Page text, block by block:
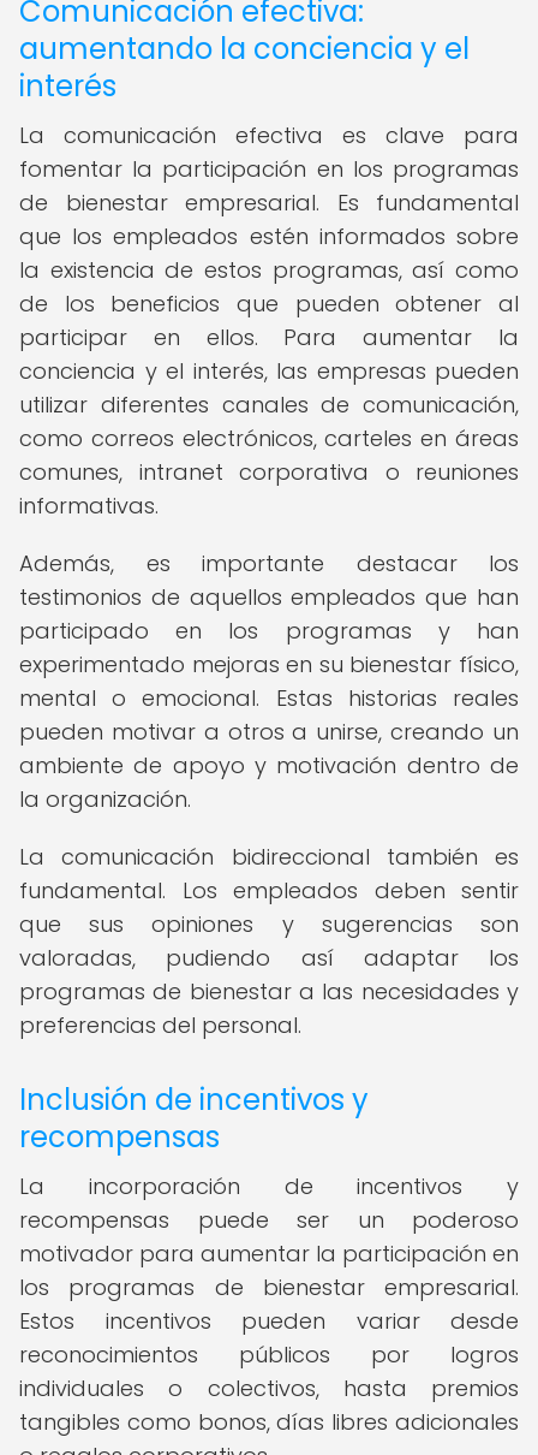
Comunicación efectiva:
aumentando la conciencia y el
interés
La comunicación efectiva es clave para
fomentar la participación en los programas
de bienestar empresarial. Es fundamental
que los empleados estén informados sobre
la existencia de estos programas, así como
de los beneficios que pueden obtener al
participar en ellos. Para aumentar la
conciencia y el interés, las empresas pueden
utilizar diferentes canales de comunicación,
como correos electrónicos, carteles en áreas
comunes, intranet corporativa o reuniones
informativas.
Además, es importante destacar los
testimonios de aquellos empleados que han
participado en los programas y han
experimentado mejoras en su bienestar físico,
mental o emocional. Estas historias reales
pueden motivar a otros a unirse, creando un
ambiente de apoyo y motivación dentro de
la organización.
La comunicación bidireccional también es
fundamental. Los empleados deben sentir
que sus opiniones y sugerencias son
valoradas, pudiendo así adaptar los
programas de bienestar a las necesidades y
preferencias del personal.
Inclusión de incentivos y
recompensas
La incorporación de incentivos y
recompensas puede ser un poderoso
motivador para aumentar la participación en
los programas de bienestar empresarial.
Estos incentivos pueden variar desde
reconocimientos públicos por logros
individuales o colectivos, hasta premios
tangibles como bonos, días libres adicionales